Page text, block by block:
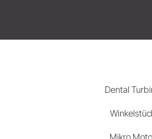
Dental
Mikro